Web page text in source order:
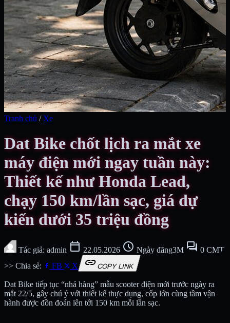
Tranh chủ / Xe
Dat Bike chốt lịch ra mắt xe
máy điện mới ngay tuần này:
Thiết kế như Honda Lead,
chạy 150 km/lần sạc, giá dự
kiến dưới 35 triệu đồng
Tác giả: admin calendar_today 22.05.2026 schedule Ngày đăng3M forum 0 CMT
>> Chia sẻ:
FB X linkCOPY LINK
Dat Bike tiếp tục “nhá hàng” mẫu scooter điện mới trước ngày ra
mắt 22/5, gây chú ý với thiết kế thực dụng, cốp lớn cùng tầm vận
hành được đồn đoán lên tới 150 km mỗi lần sạc.